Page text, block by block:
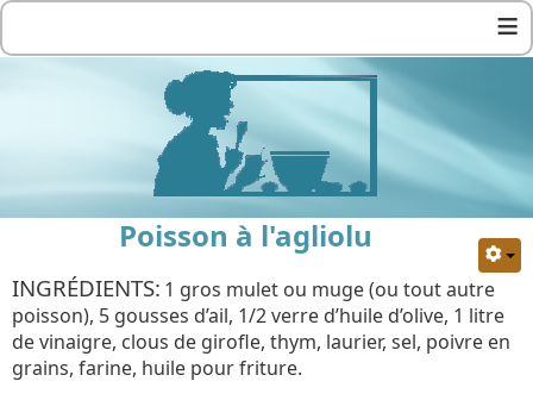
≡
Poisson à l'agliolu
INGRÉDIENTS: 1 gros mulet ou muge (ou tout autre
poisson), 5 gousses d’ail, 1/2 verre d’huile d’olive, 1 litre
de vinaigre, clous de girofle, thym, laurier, sel, poivre en
grains, farine, huile pour friture.